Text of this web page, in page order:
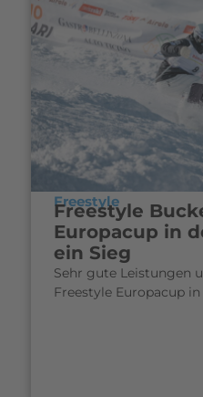
Freestyle
Freestyle
Europacup in
ein Sieg
Sehr gute Leistungen
Freestyle Europacup